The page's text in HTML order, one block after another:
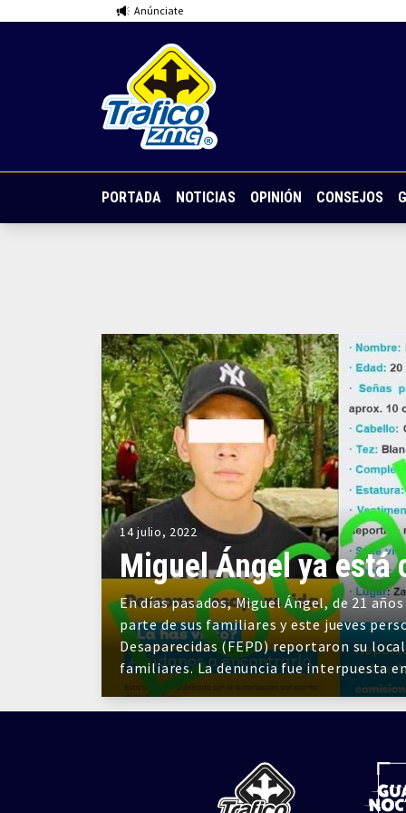
Anúnciate
PORTADA NOTICIAS OPINIÓN CONSEJOS
14 julio, 2022
Miguel Ángel ya está
En días pasados, Miguel Ángel, de 21
parte de sus familiares y este jueves
Desaparecidas (FEPD) reportaron su
familiares. La denuncia fue interpuesta